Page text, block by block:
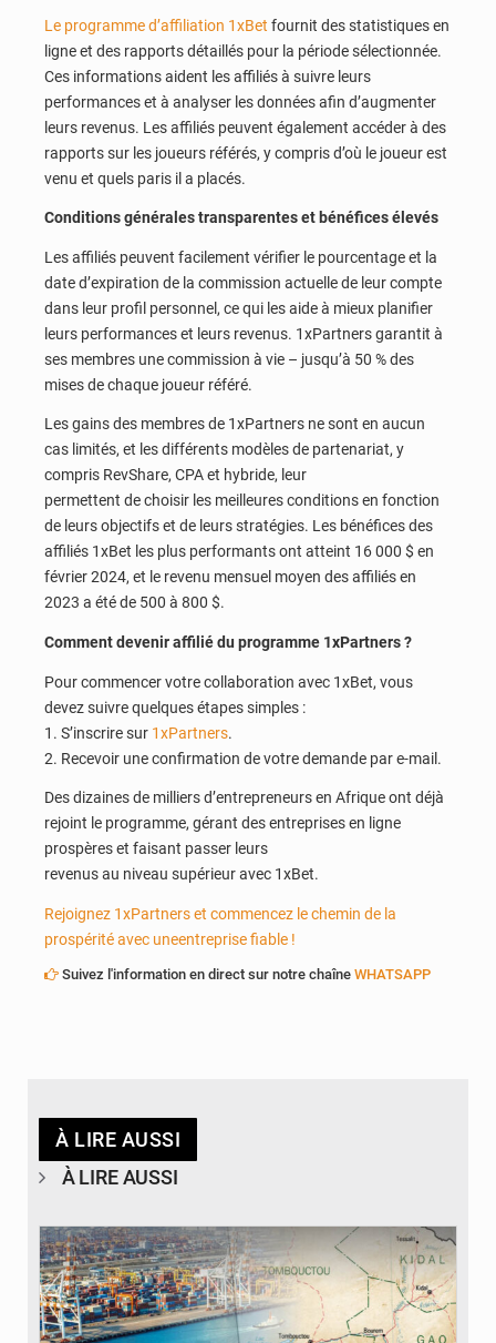
Le programme d’affiliation 1xBet fournit des statistiques en
ligne et des rapports détaillés pour la période sélectionnée.
Ces informations aident les affiliés à suivre leurs
performances et à analyser les données afin d’augmenter
leurs revenus. Les affiliés peuvent également accéder à des
rapports sur les joueurs référés, y compris d’où le joueur est
venu et quels paris il a placés.
Conditions générales transparentes et bénéfices élevés
Les affiliés peuvent facilement vérifier le pourcentage et la
date d’expiration de la commission actuelle de leur compte
dans leur profil personnel, ce qui les aide à mieux planifier
leurs performances et leurs revenus. 1xPartners garantit à
ses membres une commission à vie – jusqu’à 50 % des
mises de chaque joueur référé.
Les gains des membres de 1xPartners ne sont en aucun
cas limités, et les différents modèles de partenariat, y
compris RevShare, CPA et hybride, leur
permettent de choisir les meilleures conditions en fonction
de leurs objectifs et de leurs stratégies. Les bénéfices des
affiliés 1xBet les plus performants ont atteint 16 000 $ en
février 2024, et le revenu mensuel moyen des affiliés en
2023 a été de 500 à 800 $.
Comment devenir affilié du programme 1xPartners ?
Pour commencer votre collaboration avec 1xBet, vous
devez suivre quelques étapes simples :
1. S’inscrire sur 1xPartners.
2. Recevoir une confirmation de votre demande par e-mail.
Des dizaines de milliers d’entrepreneurs en Afrique ont déjà
rejoint le programme, gérant des entreprises en ligne
prospères et faisant passer leurs
revenus au niveau supérieur avec 1xBet.
Rejoignez 1xPartners et commencez le chemin de la
prospérité avec uneentreprise fiable !
Suivez l'information en direct sur notre chaîne WHATSAPP
À LIRE AUSSI
À LIRE AUSSI
© JDM